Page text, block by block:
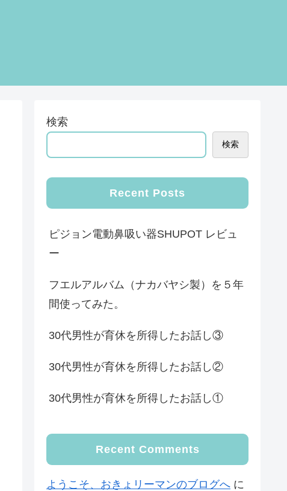
検索
検索
Recent Posts
ピジョン電動鼻吸い器SHUPOT レビュ
ー
フエルアルバム（ナカバヤシ製）を５年
間使ってみた。
30代男性が育休を所得したお話し③
30代男性が育休を所得したお話し②
30代男性が育休を所得したお話し①
Recent Comments
ようこそ、おきょリーマンのブログへ に